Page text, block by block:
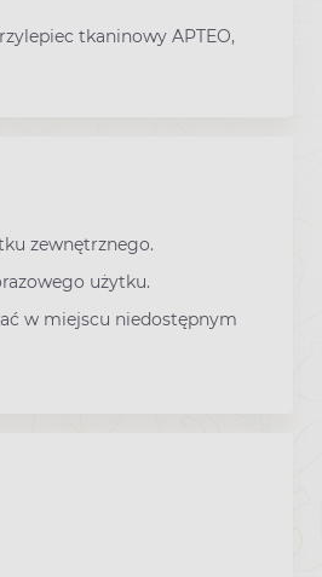
tkaninowy APTEO,
zewnętrznego.
użytku.
w miejscu niedostępnym